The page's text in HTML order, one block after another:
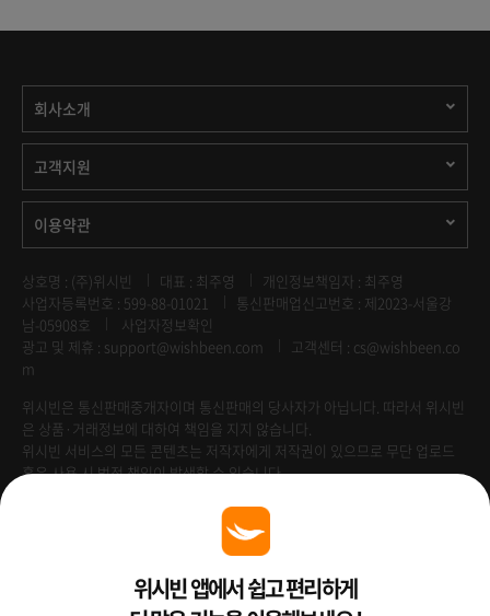
회사소개
고객지원
이용약관
상호명 : (주)위시빈 대표 : 최주영
개인정보책임자 : 최주영
사업자등록번호 : 599-88-01021
통신판매업신고번호 : 제2023-서울강
남-05908호
사업자정보확인
광고 및 제휴 : support@wishbeen.com
고객센터 : cs@wishbeen.co
m
위시빈은 통신판매중개자이며 통신판매의 당사자가 아닙니다. 따라서 위시빈
은 상품·거래정보에 대하여 책임을 지지 않습니다.
위시빈 서비스의 모든 콘텐츠는 저작자에게 저작권이 있으므로 무단 업로드
혹은 사용 시 법적 책임이 발생할 수 있습니다.
Venture Enterprise위시빈 앱에서 쉽고 편리하게